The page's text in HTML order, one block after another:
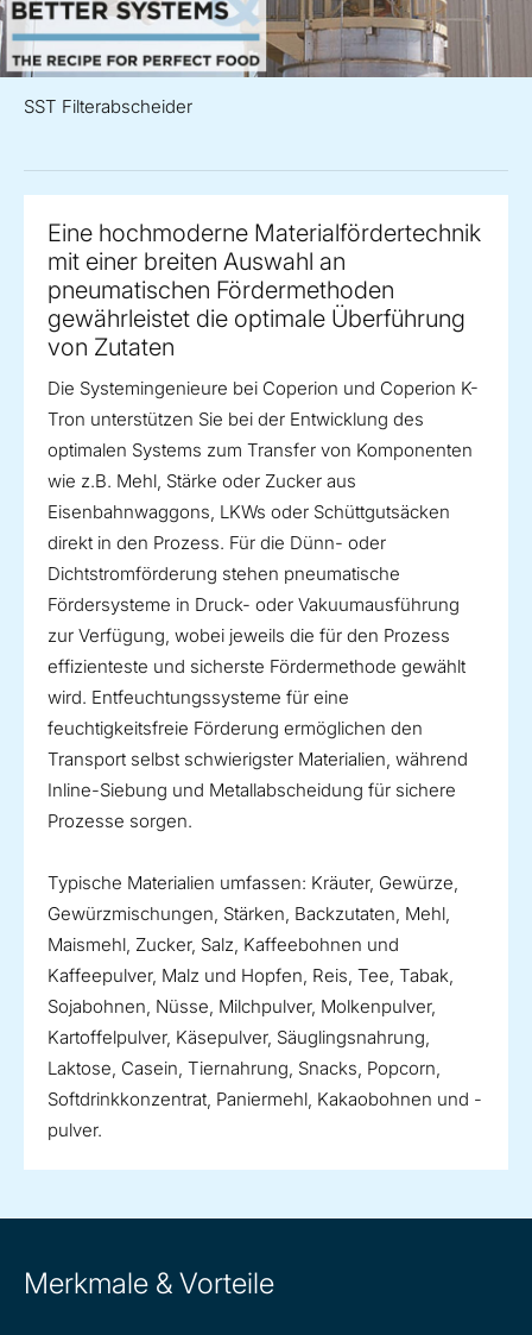
SST Filterabscheider
Eine hochmoderne Materialfördertechnik
mit einer breiten Auswahl an
pneumatischen Fördermethoden
gewährleistet die optimale Überführung
von Zutaten
Die Systemingenieure bei Coperion und Coperion K-
Tron unterstützen Sie bei der Entwicklung des
optimalen Systems zum Transfer von Komponenten
wie z.B. Mehl, Stärke oder Zucker aus
Eisenbahnwaggons, LKWs oder Schüttgutsäcken
direkt in den Prozess. Für die Dünn- oder
Dichtstromförderung stehen pneumatische
Fördersysteme in Druck- oder Vakuumausführung
zur Verfügung, wobei jeweils die für den Prozess
effizienteste und sicherste Fördermethode gewählt
wird. Entfeuchtungssysteme für eine
feuchtigkeitsfreie Förderung ermöglichen den
Transport selbst schwierigster Materialien, während
Inline-Siebung und Metallabscheidung für sichere
Prozesse sorgen.
Typische Materialien umfassen: Kräuter, Gewürze,
Gewürzmischungen, Stärken, Backzutaten, Mehl,
Maismehl, Zucker, Salz, Kaffeebohnen und
Kaffeepulver, Malz und Hopfen, Reis, Tee, Tabak,
Sojabohnen, Nüsse, Milchpulver, Molkenpulver,
Kartoffelpulver, Käsepulver, Säuglingsnahrung,
Laktose, Casein, Tiernahrung, Snacks, Popcorn,
Softdrinkkonzentrat, Paniermehl, Kakaobohnen und -
pulver.
Merkmale & Vorteile